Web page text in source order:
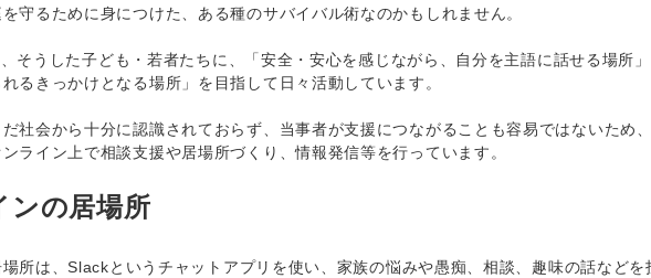
守るために身につけた、ある種のサバイバル術なのかもしれません。
そうした子ども・若者たちに、「安全・安心を感じながら、自分を主語に話せる場所
るきっかけとなる場所」を目指して日々活動しています。
社会から十分に認識されておらず、当事者が支援につながることも容易ではないため
ライン上で相談支援や居場所づくり、情報発信等を行っています。
ンの居場所
所は、Slackというチャットアプリを使い、家族の悩みや愚痴、相談、趣味の話などを